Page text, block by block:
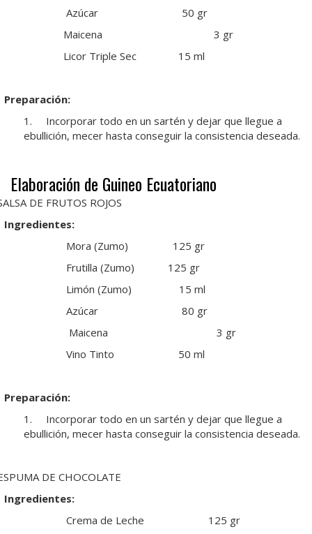
Azúcar 50 gr
Maicena 3 gr
Licor Triple Sec 15 ml
Preparación:
1. Incorporar todo en un sartén y dejar que llegue a
ebullición, mecer hasta conseguir la consistencia deseada.
Elaboración de Guineo Ecuatoriano
DE FRUTOS ROJOS
Ingredientes:
Mora (Zumo) 125 gr
Frutilla (Zumo) 125 gr
Limón (Zumo) 15 ml
Azúcar 80 gr
Maicena 3 gr
Vino Tinto 50 ml
Preparación:
1. Incorporar todo en un sartén y dejar que llegue a
ebullición, mecer hasta conseguir la consistencia deseada.
DE CHOCOLATE
Ingredientes:
Crema de Leche 125 gr